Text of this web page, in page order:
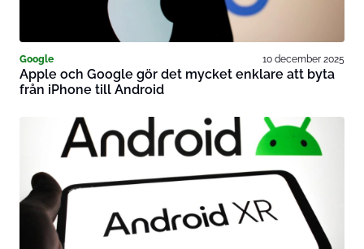
Google 10 december 2025
Apple och Google gör det mycket enklare att byta
från iPhone till Android